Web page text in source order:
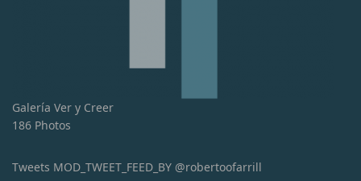
Galería Ver y Creer
186 Photos
Tweets MOD_TWEET_FEED_BY @robertoofarrill